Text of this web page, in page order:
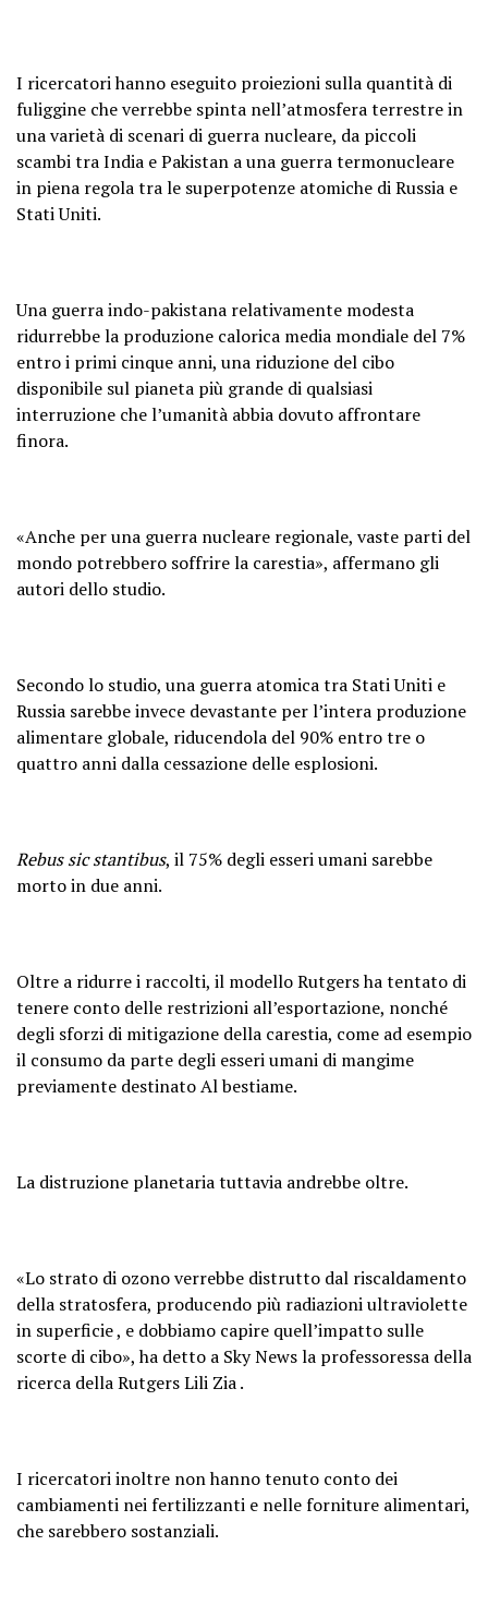
I ricercatori hanno eseguito proiezioni sulla quantità di
fuliggine che verrebbe spinta nell’atmosfera terrestre in
una varietà di scenari di guerra nucleare, da piccoli
scambi tra India e Pakistan a una guerra termonucleare
in piena regola tra le superpotenze atomiche di Russia e
Stati Uniti.
Una guerra indo-pakistana relativamente modesta
ridurrebbe la produzione calorica media mondiale del 7%
entro i primi cinque anni, una riduzione del cibo
disponibile sul pianeta più grande di qualsiasi
interruzione che l’umanità abbia dovuto affrontare
finora.
«Anche per una guerra nucleare regionale, vaste parti del
mondo potrebbero soffrire la carestia», affermano gli
autori dello studio.
Secondo lo studio, una guerra atomica tra Stati Uniti e
Russia sarebbe invece devastante per l’intera produzione
alimentare globale, riducendola del 90% entro tre o
quattro anni dalla cessazione delle esplosioni.
Rebus sic stantibus, il 75% degli esseri umani sarebbe
morto in due anni.
Oltre a ridurre i raccolti, il modello Rutgers ha tentato di
tenere conto delle restrizioni all’esportazione, nonché
degli sforzi di mitigazione della carestia, come ad esempio
il consumo da parte degli esseri umani di mangime
previamente destinato Al bestiame.
La distruzione planetaria tuttavia andrebbe oltre.
«Lo strato di ozono verrebbe distrutto dal riscaldamento
della stratosfera, producendo più radiazioni ultraviolette
in superficie , e dobbiamo capire quell’impatto sulle
scorte di cibo», ha detto a Sky News la professoressa della
ricerca della Rutgers Lili Zia .
I ricercatori inoltre non hanno tenuto conto dei
cambiamenti nei fertilizzanti e nelle forniture alimentari,
che sarebbero sostanziali.